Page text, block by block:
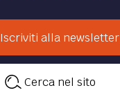
Iscriviti alla newsletter
Cerca nel sito